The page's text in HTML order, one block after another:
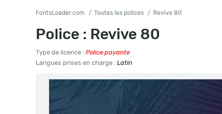
FontsLoader.com Toutes les polices Revive 80
Police : Revive 80
Type de licence : Police payante
Langues prises en charge : Latin